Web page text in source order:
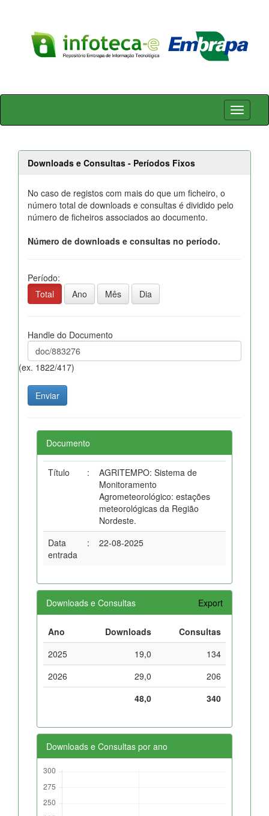
Skip
Downloads e Consultas - Períodos Fixos
No caso de registos com mais do que um ficheiro, o
número total de downloads e consultas é dividido pelo
número de ficheiros associados ao documento.
Número de downloads e consultas no período.
Período:
Total
Ano Mês Dia
Handle do Documento
(ex. 1822/417)
Documento
Título :
AGRITEMPO: Sistema de
Monitoramento
Agrometeorológico: estações
meteorológicas da Região
Nordeste.
Data
entrada
: 22-08-2025
Downloads e Consultas Export
Ano Downloads
Consultas
2025
19,0
134
2026
29,0
206
48,0
340
Downloads e Consultas por ano